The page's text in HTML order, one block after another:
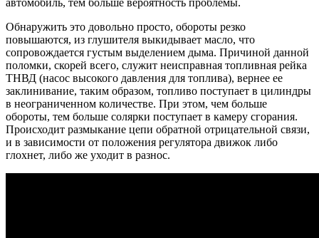
автомобиль, тем больше вероятность проблемы.
Обнаружить это довольно просто, обороты резко
повышаются, из глушителя выкидывает масло, что
сопровождается густым выделением дыма. Причиной данной
поломки, скорей всего, служит неисправная топливная рейка
ТНВД (насос высокого давления для топлива), вернее ее
заклинивание, таким образом, топливо поступает в цилиндры
в неограниченном количестве. При этом, чем больше
обороты, тем больше солярки поступает в камеру сгорания.
Происходит размыкание цепи обратной отрицательной связи,
и в зависимости от положения регулятора движок либо
глохнет, либо же уходит в разнос.